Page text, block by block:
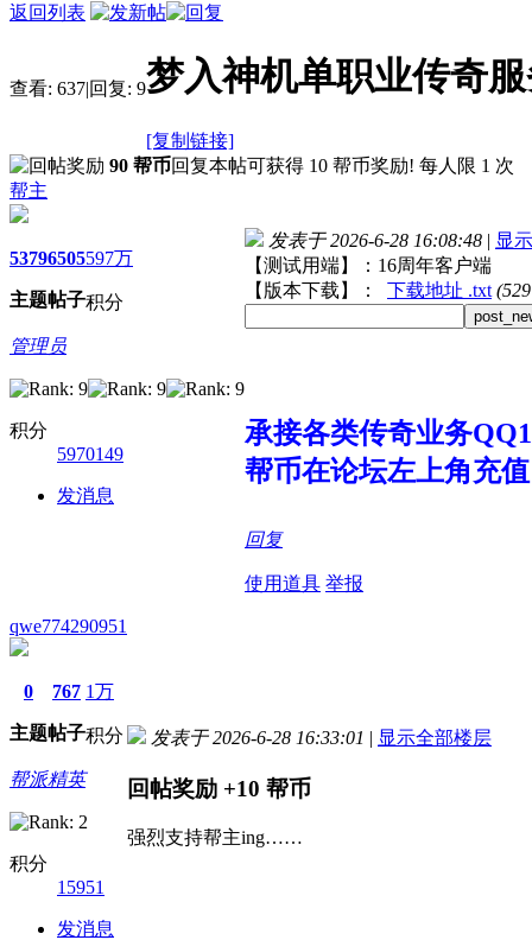
返回列表
查看: 637|回复: 9梦入神机单职业传奇
[复制链接]
90 帮币回复本帖可获得 10 帮币奖励! 每人限 1 次
帮主
5379
主题
6505
帖子
597万
积分
管理员
积分
5970149
发消息
发表于 2026-6-28 16:08:48 | 显
【测试用端】：16周年客户端
【版本下载】：
下载地址 .txt
承接各类传奇业务
帮币在论坛左上角充
回复
使用道具 举报
qwe774290951
0
主题
767
帖子
1万
积分
帮派精英
积分
15951
发消息
发表于 2026-6-28 16:33:01 | 显示全部楼层
回帖奖励 +10 帮币
强烈支持帮主ing……